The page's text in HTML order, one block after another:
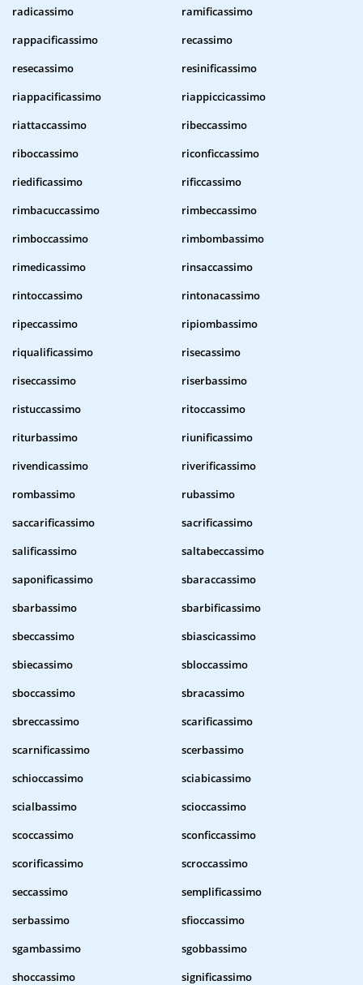
radicassimo
ramificassimo
rappacificassimo
recassimo
resecassimo
resinificassimo
riappacificassimo
riappiccicassimo
riattaccassimo
ribeccassimo
riboccassimo
riconficcassimo
riedificassimo
rificcassimo
rimbacuccassimo
rimbeccassimo
rimboccassimo
rimbombassimo
rimedicassimo
rinsaccassimo
rintoccassimo
rintonacassimo
ripeccassimo
ripiombassimo
riqualificassimo
risecassimo
riseccassimo
riserbassimo
ristuccassimo
ritoccassimo
riturbassimo
riunificassimo
rivendicassimo
riverificassimo
rombassimo
rubassimo
saccarificassimo
sacrificassimo
salificassimo
saltabeccassimo
saponificassimo
sbaraccassimo
sbarbassimo
sbarbificassimo
sbeccassimo
sbiascicassimo
sbiecassimo
sbloccassimo
sboccassimo
sbracassimo
sbreccassimo
scarificassimo
scarnificassimo
scerbassimo
schioccassimo
sciabicassimo
scialbassimo
scioccassimo
scoccassimo
sconficcassimo
scorificassimo
scroccassimo
seccassimo
semplificassimo
serbassimo
sfioccassimo
sgambassimo
sgobbassimo
shoccassimo
significassimo